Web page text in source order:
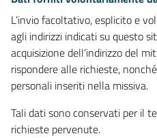
L’invio facoltativo, esplicito e
agli indirizzi indicati su questo
acquisizione dell’indirizzo del
rispondere alle richieste,
personali inseriti nella missiva.
Tali dati sono conservati per il
richieste pervenute.